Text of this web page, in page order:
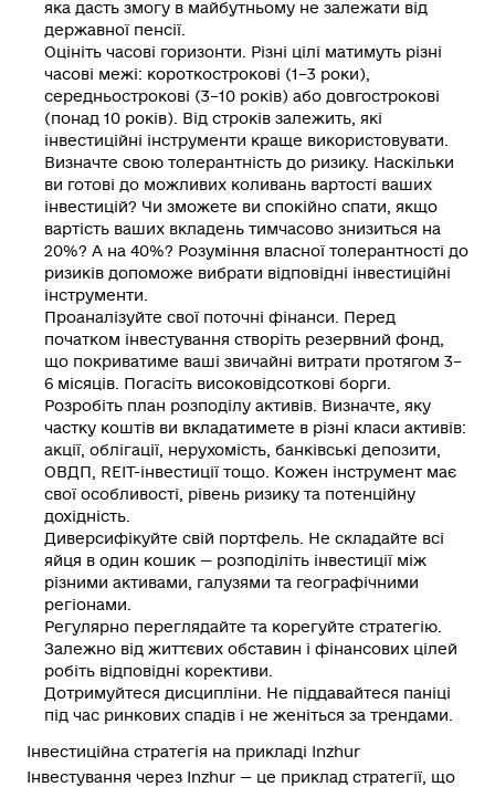
яка дасть змогу в майбутньому не залежати від
державної пенсії.
Оцініть часові горизонти.
Різні цілі матимуть різні
часові межі: короткострокові (1–3 роки),
середньострокові (3–10 років) або довгострокові
(понад 10 років). Від строків залежить, які
інвестиційні інструменти краще використовувати.
Визначте свою толерантність до ризику. Наскільки
ви готові до можливих коливань вартості ваших
інвестицій? Чи зможете ви спокійно спати, якщо
вартість ваших вкладень тимчасово знизиться на
20%? А на 40%? Розуміння власної толерантності до
ризиків допоможе вибрати відповідні інвестиційні
інструменти.
Проаналізуйте свої поточні фінанси.
Перед
початком інвестування створіть резервний фонд,
що покриватиме ваші звичайні витрати протягом 3–
6 місяців. Погасіть високовідсоткові борги.
Розробіть план розподілу активів. Визначте, яку
частку коштів ви вкладатимете в різні класи активів:
акції, облігації, нерухомість, банківські депозити,
ОВДП, REIT-інвестиції тощо. Кожен інструмент має
свої особливості, рівень ризику та потенційну
дохідність.
Диверсифікуйте свій портфель. Не складайте всі
яйця в один кошик — розподіліть інвестиції між
різними активами, галузями та географічними
регіонами.
Регулярно переглядайте та корегуйте стратегію.
Залежно від життєвих обставин і фінансових цілей
робіть відповідні корективи.
Дотримуйтеся дисципліни.
Не піддавайтеся паніці
під час ринкових спадів і не женіться за трендами.
Інвестиційна стратегія на прикладі Inzhur
Інвестування через Inzhur — це приклад стратегії, що